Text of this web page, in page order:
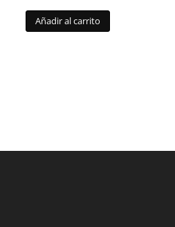
Añadir al carrito